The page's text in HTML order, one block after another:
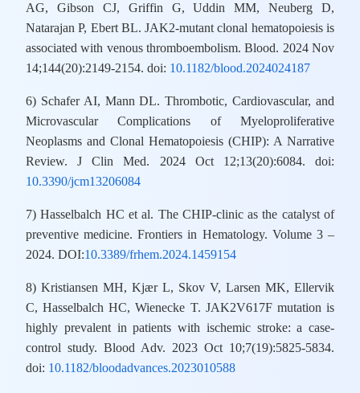
AG, Gibson CJ, Griffin G, Uddin MM, Neuberg D,
Natarajan P, Ebert BL. JAK2-mutant clonal hematopoiesis is
associated with venous thromboembolism. Blood. 2024 Nov
14;144(20):2149-2154. doi: 10.1182/blood.2024024187
6) Schafer AI, Mann DL. Thrombotic, Cardiovascular, and
Microvascular Complications of Myeloproliferative
Neoplasms and Clonal Hematopoiesis (CHIP): A Narrative
Review. J Clin Med. 2024 Oct 12;13(20):6084. doi:
10.3390/jcm13206084
7) Hasselbalch HC et al. The CHIP-clinic as the catalyst of
preventive medicine. Frontiers in Hematology. Volume 3 –
2024. DOI:10.3389/frhem.2024.1459154
8) Kristiansen MH, Kjær L, Skov V, Larsen MK, Ellervik
C, Hasselbalch HC, Wienecke T. JAK2V617F mutation is
highly prevalent in patients with ischemic stroke: a case-
control study. Blood Adv. 2023 Oct 10;7(19):5825-5834.
doi: 10.1182/bloodadvances.2023010588